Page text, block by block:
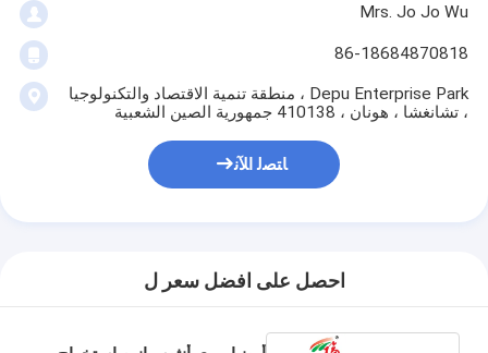
Mrs. Jo Jo Wu
86-18684870818
Depu Enterprise Park ، منطقة تنمية الاقتصاد والتكنولوجيا
، تشانغشا ، هونان ، 410138 جمهورية الصين الشعبية
ﺎﺘﺼﻟ ﺍﻶﻧ
احصل على افضل سعر ل